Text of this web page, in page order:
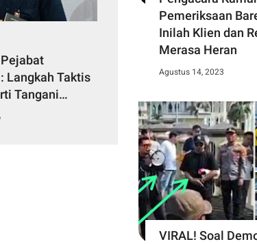
Langkah Taktis
Tangani
Tuai
Pemeriksaan
Inilah Klien dan
Merasa Heran
Agustus 14, 2023
VIRAL! Soal